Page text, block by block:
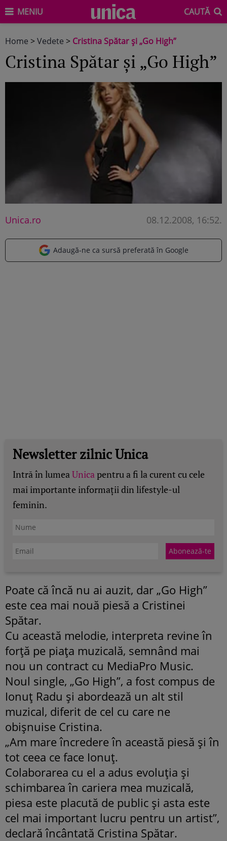
MENIU CAUTĂ
Home >Vedete > Cristina Spătar şi „Go High”
Cristina Spătar şi „Go High”
Unica.ro 08.12.2008, 16:52.
Adaugă-ne ca sursă preferată în Google
Newsletter zilnic Unica
Intră în lumeaUnicapentru a fi la curent cu cele
mai importante informații din lifestyle-ul
feminin.
Poate că încă nu ai auzit, dar „Go High”
este cea mai nouă piesă a Cristinei
Spătar.
Cu această melodie, interpreta revine în
forţă pe piaţa muzicală, semnând mai
nou un contract cu MediaPro Music.
Noul single, „Go High”, a fost compus de
Ionuţ Radu şi abordează un alt stil
muzical, diferit de cel cu care ne
obişnuise Cristina.
„Am mare încredere în această piesă şi în
tot ceea ce face Ionuţ.
Colaborarea cu el a adus evoluţia şi
schimbarea în cariera mea muzicală,
piesa este placută de public şi asta este
cel mai important lucru pentru un artist”,
declară încântată Cristina Spătar.